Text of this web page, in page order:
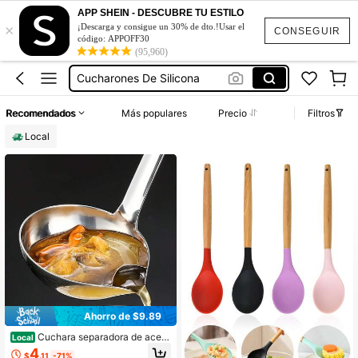
CONSEGUIR
×
APP SHEIN - DESCUBRE TU ESTILO
¡Descarga y consigue un 30% de dto.!Usar el
código: APPOFF30
(95,960)
Cucharas De Cocina
Cucharones De Cocina
Cucharones De Silicona
Cucharas De Madera
Cucharas Para Comer Sopa
Recomendados Más populares Precio
Filtros
Local
Ahorro de $9.89
Local Cuchara separadora de aceit
e de acero inoxidable, cuchara para
$4.11 -71%